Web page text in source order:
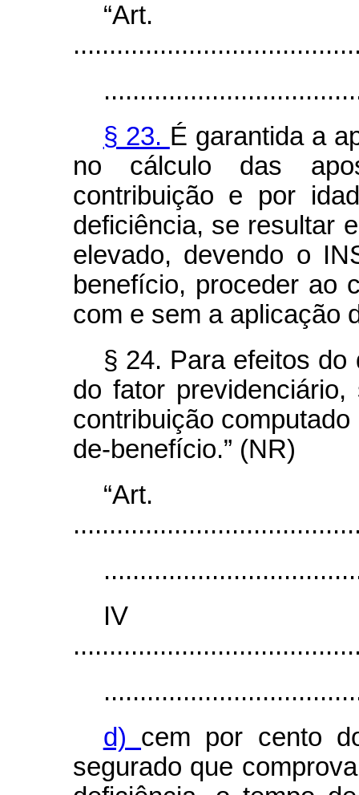
§ 23. É garantida a
no cálculo das
contribuição e por
deficiência, se resultar
elevado, devendo o
benefício, proceder ao
com e sem a aplicação
§ 24. Para efeitos
do fator
contribuição
de-benefício.” (NR)
d) cem por cento
segurado que